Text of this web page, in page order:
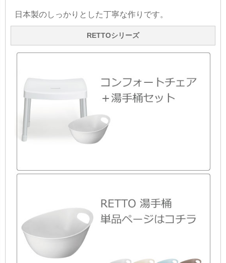
日本製のしっかりとした丁寧な作りです。
RETTOシリーズ